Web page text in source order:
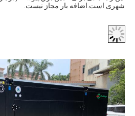
شهری است.اضافه بار مجاز نیست.